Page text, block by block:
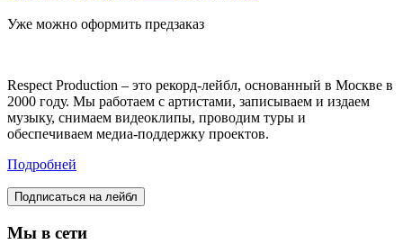
Уже можно оформить предзаказ
Respect Production – это рекорд-лейбл, основанный в Москве в
2000 году. Мы работаем с артистами, записываем и издаем
музыку, снимаем видеоклипы, проводим туры и
обеспечиваем медиа-поддержку проектов.
Подробней
Подписаться на лейбл
Мы в сети